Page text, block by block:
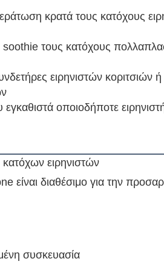
κρατά τους κατόχους
soothie τους κατόχους
ειρηνιστών κοριτσιών
οποιοδήποτε
ειρηνιστών
είναι διαθέσιμο για την
συσκευασία